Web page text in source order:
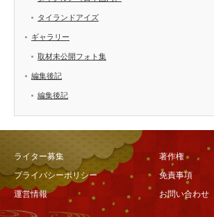
タイランドアイズ
ギャラリー
取材未公開フォト集
編集後記
編集後記
ライター募集
著作権
プライバシーポリシー
免責事項
運営情報
お問い合わせ